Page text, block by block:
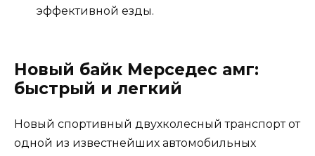
эффективной езды.
Новый байк Мерседес амг:
быстрый и легкий
Новый спортивный двухколесный транспорт от
одной из известнейших автомобильных